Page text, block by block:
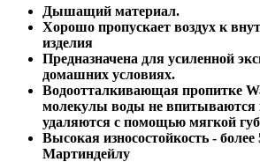
Дышащий материал.
Хорошо пропускает воздух к
изделия
Предназначена для усиленной
домашних условиях.
Водоотталкивающая пропитке
молекулы воды не впитываются
удаляются с помощью мягкой
Высокая износостойкость -
Мартиндейлу